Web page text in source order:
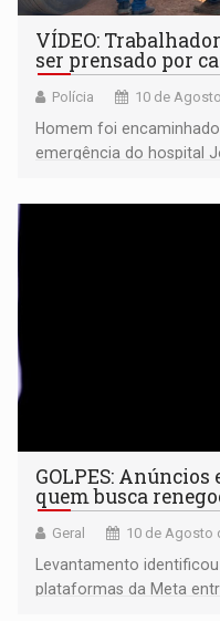
VÍDEO:
ser prensado por
Polícia 10 de
Homem foi
emergência do hospital
GOLPES:
quem busca
Geral 10 de Agosto
Levantamento
plataformas da Meta